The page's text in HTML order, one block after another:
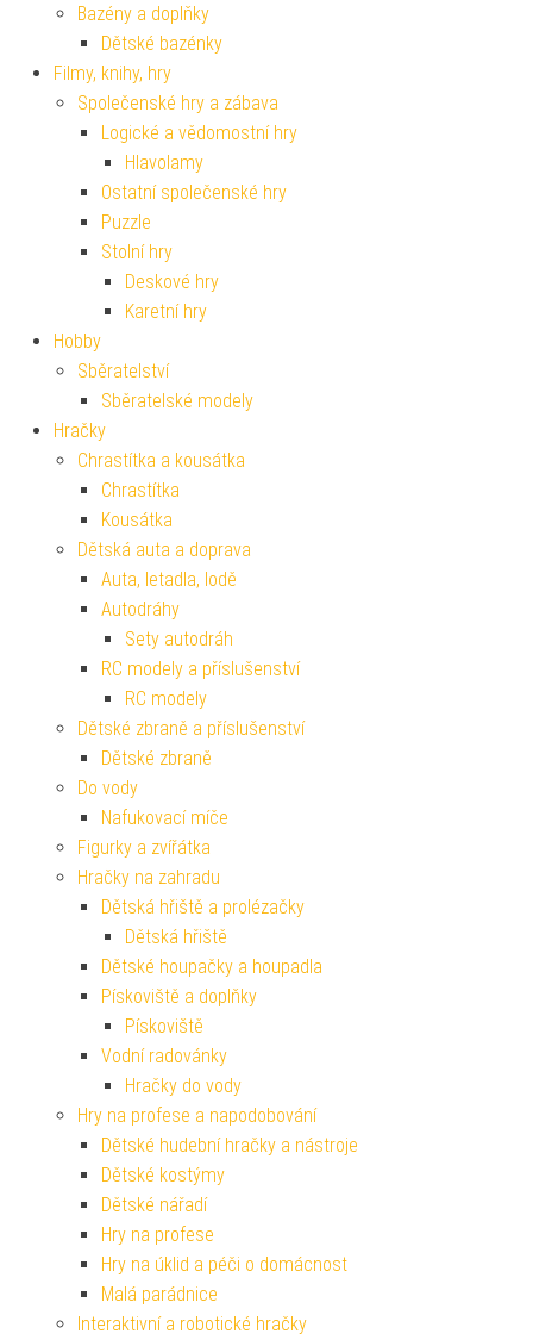
Bazény a doplňky
Dětské bazénky
Filmy, knihy, hry
Společenské hry a zábava
Logické a vědomostní hry
Hlavolamy
Ostatní společenské hry
Puzzle
Stolní hry
Deskové hry
Karetní hry
Hobby
Sběratelství
Sběratelské modely
Hračky
Chrastítka a kousátka
Chrastítka
Kousátka
Dětská auta a doprava
Auta, letadla, lodě
Autodráhy
Sety autodráh
RC modely a příslušenství
RC modely
Dětské zbraně a příslušenství
Dětské zbraně
Do vody
Nafukovací míče
Figurky a zvířátka
Hračky na zahradu
Dětská hřiště a prolézačky
Dětská hřiště
Dětské houpačky a houpadla
Pískoviště a doplňky
Pískoviště
Vodní radovánky
Hračky do vody
Hry na profese a napodobování
Dětské hudební hračky a nástroje
Dětské kostýmy
Dětské nářadí
Hry na profese
Hry na úklid a péči o domácnost
Malá parádnice
Interaktivní a robotické hračky